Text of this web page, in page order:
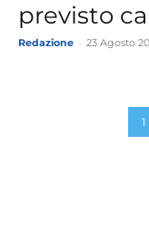
previsto
Redazione 23 Agosto
1